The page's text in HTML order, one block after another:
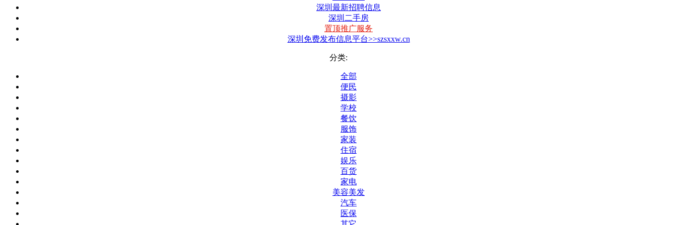
深圳最新招聘信息
深圳二手房
置顶推广服务
深圳免费发布信息平台>>szsxxw.cn
分类:
全部
便民
摄影
学校
餐饮
服饰
家装
住宿
娱乐
百货
家电
美容美发
汽车
医保